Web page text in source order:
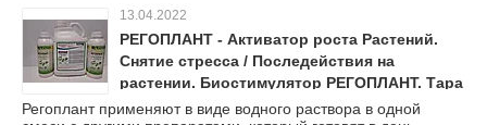
13.04.2022
РЕГОПЛАНТ - Активатор роста Растений.
Снятие стресса / Последействия на
растении. Биостимулятор РЕГОПЛАНТ. Тара
по 250мл, 1л, 5л.
Регоплант применяют в виде водного раствора в одной